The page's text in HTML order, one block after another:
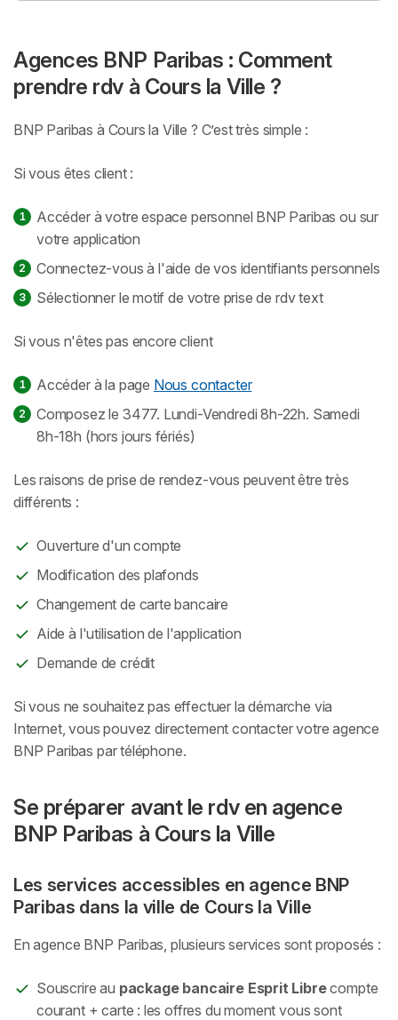
Agences BNP Paribas : Comment
prendre rdv à Cours la Ville ?
BNP Paribas à Cours la Ville ? C’est très simple :
Si vous êtes client :
Accéder à votre espace personnel BNP Paribas ou sur
votre application
Connectez-vous à l'aide de vos identifiants personnels
Sélectionner le motif de votre prise de rdv text
Si vous n'êtes pas encore client
Accéder à la page Nous contacter
Composez le 3477. Lundi-Vendredi 8h-22h. Samedi
8h-18h (hors jours fériés)
Les raisons de prise de rendez-vous peuvent être très
différents :
Ouverture d'un compte
Modification des plafonds
Changement de carte bancaire
Aide à l'utilisation de l'application
Demande de crédit
Si vous ne souhaitez pas effectuer la démarche via
Internet, vous pouvez directement contacter votre agence
BNP Paribas par téléphone.
Se préparer avant le rdv en agence
BNP Paribas à Cours la Ville
Les services accessibles en agence BNP
Paribas dans la ville de Cours la Ville
En agence BNP Paribas, plusieurs services sont proposés :
Souscrire au package bancaire Esprit Librecompte
courant + carte : les offres du moment vous sont